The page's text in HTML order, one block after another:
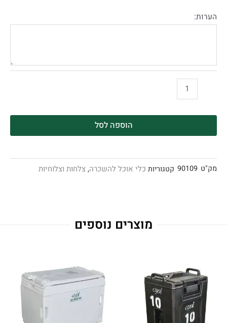
הערות:
הוספה לסל
מק"ט 90109 קטגוריות כלי אוכל להשכרה,צלחות וצלוחיות
מוצרים נוספים